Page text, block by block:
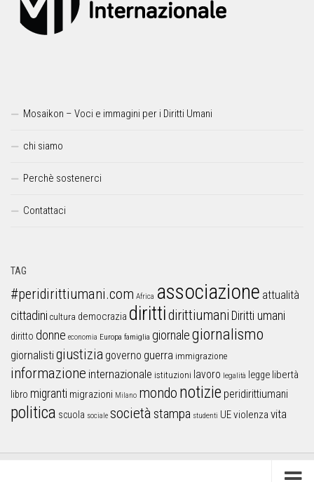
Mosaikon – Voci e immagini per i Diritti Umani
chi siamo
Perchè sostenerci
Contattaci
TAG
#peridirittiumani.com Africa associazione attualità
cittadini cultura democrazia dirittidirittiumani Diritti umani
diritto donne economia Europa famiglia giornalegiornalismo
giornalistigiustizia governo guerra immigrazione
informazione internazionale istituzioni lavoro legalità legge libertà
libro migranti migrazioni Milano mondo notizie peridirittiumani
politica scuola sociale società stampa studenti UEviolenza vita